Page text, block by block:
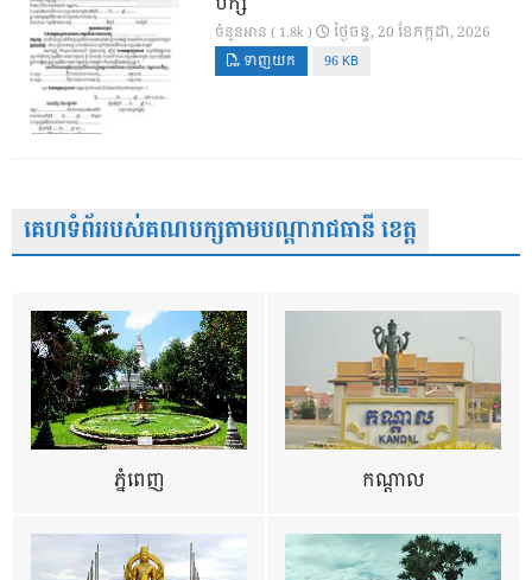
ចំនួនអាន ( 1.8k ) ថ្ងៃ​ចន្ទ, 20 ខែ​កក្កដា, 2026
ទាញយក 96 KB
គេហទំព័ររបស់គណបក្សតាមបណ្តារាជធានី ខេត្ត
ភ្នំពេញ កណ្តាល